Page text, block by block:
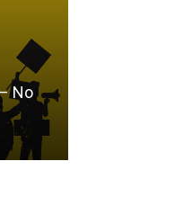
No